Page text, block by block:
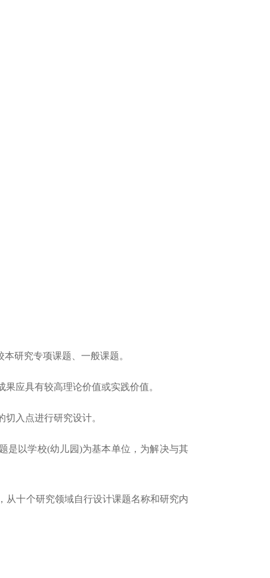
研究专项课题、一般课题。
应具有较高理论价值或实践价值。
入点进行研究设计。
以学校(幼儿园)为基本单位，为解决与其
十个研究领域自行设计课题名称和研究内